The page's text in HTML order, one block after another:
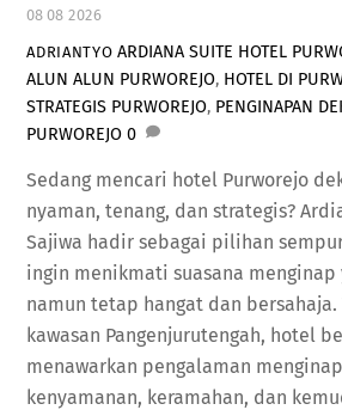
08 08 2026
ADRIANTYO ARDIANA SUITE HOTEL
ALUN ALUN PURWOREJO, HOTEL DI
STRATEGIS PURWOREJO, PENGINAPAN
PURWOREJO 0
Sedang mencari hotel Purworejo
nyaman, tenang, dan strategis?
Sajiwa hadir sebagai pilihan
ingin menikmati suasana menginap
namun tetap hangat dan bersahaja.
kawasan Pangenjurutengah, hotel
menawarkan pengalaman
kenyamanan, keramahan, dan